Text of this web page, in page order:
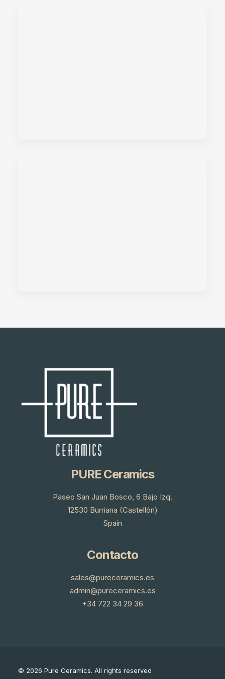
PURE Ceramics
Paseo San Juan Bosco, 6 Bajo Izq.
12530 Burriana (Castellón)
Spain
Contacto
sales@pureceramics.es
admin@pureceramics.es
+34 722 34 29 36
© 2026 Pure Ceramics. All rights reserved